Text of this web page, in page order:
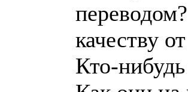
качеству
Кто-